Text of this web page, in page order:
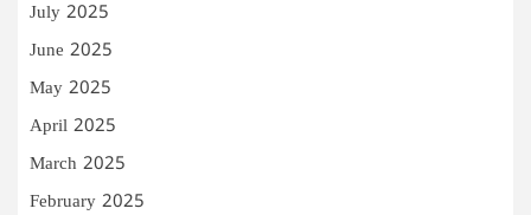
July 2025
June 2025
May 2025
April 2025
March 2025
February 2025